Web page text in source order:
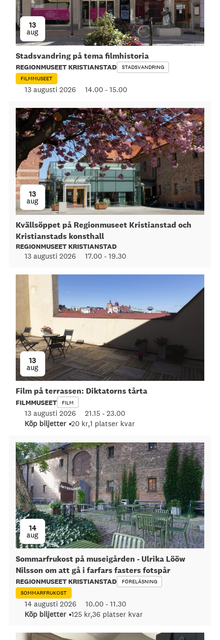
13
aug
Stadsvandring på tema filmhistoria
REGIONMUSEET KRISTIANSTAD
STADSVANDRING
FILMMUSEET
13 augusti 2026 14.00 -15.00
13
aug
Kvällsöppet på Regionmuseet Kristianstad och
Kristianstads konsthall
REGIONMUSEET KRISTIANSTAD
13 augusti 2026 17.00 -19.30
13
aug
Film på terrassen: Diktatorns tårta
FILMMUSEET FILM
13 augusti 2026 21.15 -23.00
Köp biljetter 20 kr,1 platser kvar
14
aug
Sommarfrukost på museigården - Ulrika Lööw
Nilsson om att gå i farfars fasters fotspår
REGIONMUSEET KRISTIANSTAD
FÖRELÄSNING
SOMMARFRUKOST
14 augusti 2026 10.00 -11.30
Köp biljetter 125 kr,36 platser kvar